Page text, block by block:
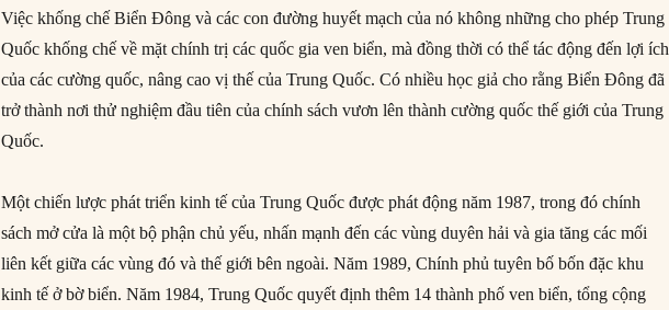
Việc khống chế Biển Đông và các con đường huyết mạch của nó không những cho phép Trung
Quốc khống chế về mặt chính trị các quốc gia ven biển, mà đồng thời có thể tác động đến lợi ích
của các cường quốc, nâng cao vị thế của Trung Quốc. Có nhiều học giả cho rằng Biển Đông đã
trở thành nơi thử nghiệm đầu tiên của chính sách vươn lên thành cường quốc thế giới của Trung
Quốc.
Một chiến lược phát triển kinh tế của Trung Quốc được phát động năm 1987, trong đó chính
sách mở cửa là một bộ phận chủ yếu, nhấn mạnh đến các vùng duyên hải và gia tăng các mối
liên kết giữa các vùng đó và thế giới bên ngoài. Năm 1989, Chính phủ tuyên bố bốn đặc khu
kinh tế ở bờ biển. Năm 1984, Trung Quốc quyết định thêm 14 thành phố ven biển, tổng cộng